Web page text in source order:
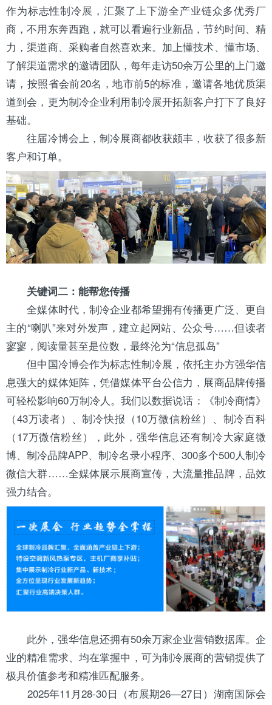
作为标志性制冷展，汇聚了上下游全产业链众多优秀厂
商，不用东奔西跑，就可以看遍行业新品，节约时间、精
力，渠道商、采购者自然喜欢来。加上懂技术、懂市场、
了解渠道需求的邀请团队，每年走访50余万公里的上门邀
请，按照省会前20名，地市前5的标准，邀请各地优质渠
道到会，更为制冷企业利用制冷展开拓新客户打下了良好
基础。
往届冷博会上，制冷展商都收获颇丰，收获了很多新
客户和订单。
关键词二：能帮您传播
全媒体时代，制冷企业都希望拥有传播更广泛、更自
主的“喇叭”来对外发声，建立起网站、公众号……但读者
寥寥，阅读量甚至是位数，最终沦为“信息孤岛”
但中国冷博会作为标志性制冷展，依托主办方强华信
息强大的媒体矩阵，凭借媒体平台公信力，展商品牌传播
可轻松影响60万制冷人。我们以数据说话：《制冷商情》
（43万读者）、制冷快报 （10万微信粉丝）、 制冷百科
（17万微信粉丝），此外，强华信息还有制冷大家庭微
博、制冷品牌APP、制冷名录小程序、300多个500人制冷
微信大群……全媒体展示展商宣传，大流量推品牌，品效
强力结合。
此外，强华信息还拥有50余万家企业营销数据库。企
业的精准需求、均在掌握中，可为制冷展商的营销提供了
极具价值参考和精准匹配服务。
2025年11月28-30日（布展期26—27日）湖南国际会